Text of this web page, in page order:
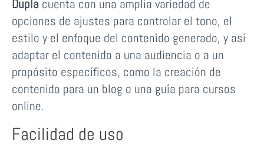
Dupla cuenta con una amplia variedad de
opciones de ajustes para controlar el tono, el
estilo y el enfoque del contenido generado, y así
adaptar el contenido a una audiencia o a un
propósito específicos, como la creación de
contenido para un blog o una guía para cursos
online.
Facilidad de uso